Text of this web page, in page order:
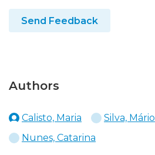
Send Feedback
Authors
Calisto, Maria
Silva, Mário
Nunes, Catarina